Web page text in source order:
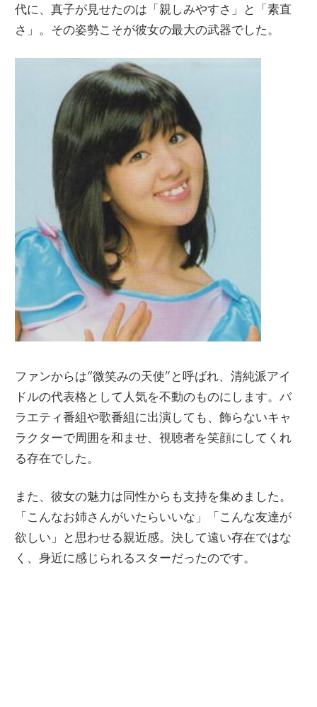
代に、真子が見せたのは「親しみやすさ」と「素直
さ」。その姿勢こそが彼女の最大の武器でした。
ファンからは“微笑みの天使”と呼ばれ、清純派アイ
ドルの代表格として人気を不動のものにします。バ
ラエティ番組や歌番組に出演しても、飾らないキャ
ラクターで周囲を和ませ、視聴者を笑顔にしてくれ
る存在でした。
また、彼女の魅力は同性からも支持を集めました。
「こんなお姉さんがいたらいいな」「こんな友達が
欲しい」と思わせる親近感。決して遠い存在ではな
く、身近に感じられるスターだったのです。